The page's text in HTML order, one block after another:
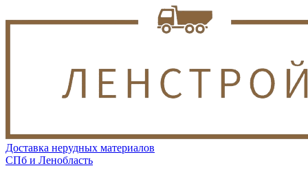
Доставка нерудных материалов
СПб и Ленобласть